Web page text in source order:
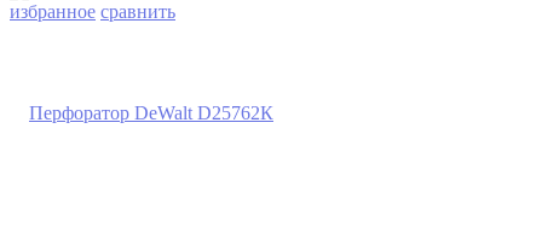
избранное сравнить